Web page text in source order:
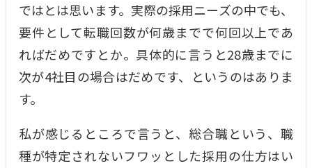
ではとは思います。実際の採用ニーズの中でも、
要件として転職回数が何歳までで何回以上であ
ればだめですとか。具体的に言うと28歳までに
次が4社目の場合はだめです、というのはありま
す。
私が感じるところで言うと、総合職という、職
種が特定されないフワッとした採用の仕方はい